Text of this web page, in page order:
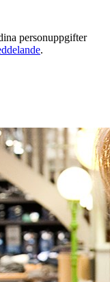
personuppgifter
.